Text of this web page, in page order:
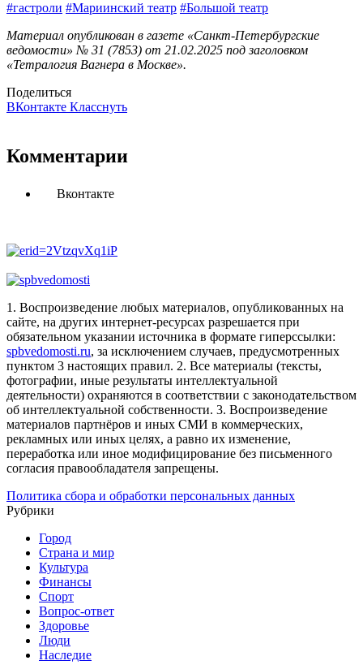
#гастроли #Мариинский театр #Большой театр
Материал опубликован в газете «Санкт-Петербургские
ведомости» № 31 (7853) от 21.02.2025 под заголовком
«Тетралогия Вагнера в Москве».
Поделиться
ВКонтакте Класснуть
Комментарии
Вконтакте
1. Воспроизведение любых материалов, опубликованных на
сайте, на других интернет-ресурсах разрешается при
обязательном указании источника в формате гиперссылки:
spbvedomosti.ru, за исключением случаев, предусмотренных
пунктом 3 настоящих правил. 2. Все материалы (тексты,
фотографии, иные результаты интеллектуальной
деятельности) охраняются в соответствии с законодательством
об интеллектуальной собственности. 3. Воспроизведение
материалов партнёров и иных СМИ в коммерческих,
рекламных или иных целях, а равно их изменение,
переработка или иное модифицирование без письменного
согласия правообладателя запрещены.
Политика сбора и обработки персональных данных
Рубрики
Город
Страна и мир
Культура
Финансы
Спорт
Вопрос-ответ
Здоровье
Люди
Наследие